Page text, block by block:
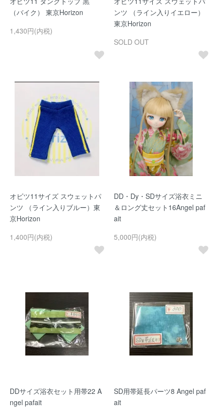
（バイク） 東京Horizon
1,430円(内税)
ンツ （ライン入りイエロー）
東京Horizon
SOLD OUT
オビツ11サイズ スウェットパ
ンツ （ライン入りブルー）東
京Horizon
1,400円(内税)
DD・Dy・SDサイズ浴衣ミニ
＆ロング丈セット16Angel paf
ait
5,000円(内税)
DDサイズ浴衣セット用帯22 A
ngel pafait
SD用帯延長パーツ8 Angel paf
ait